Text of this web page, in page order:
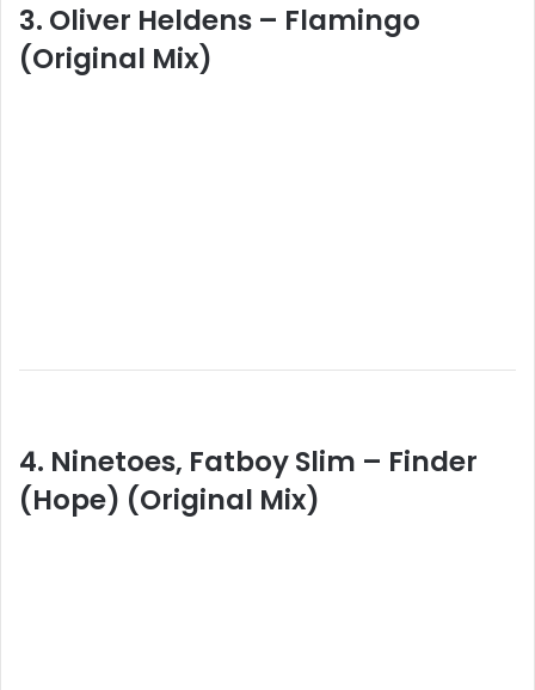
3. Oliver Heldens – Flamingo
(Original Mix)
4. Ninetoes, Fatboy Slim – Finder
(Hope) (Original Mix)